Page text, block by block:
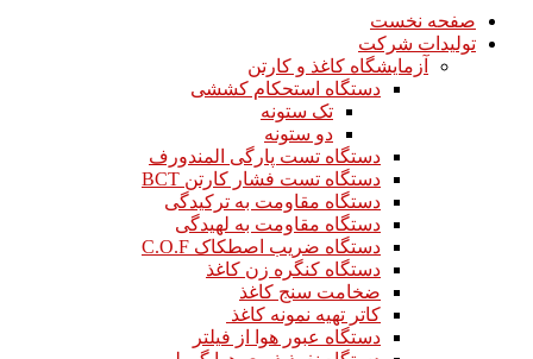
صفحه نخست
تولیدات شرکت
آزمایشگاه کاغذ و کارتن
دستگاه استحکام کششی
تک ستونه
دو ستونه
دستگاه تست پارگی المندورف
دستگاه تست فشار کارتن BCT
دستگاه مقاومت به ترکیدگی
دستگاه مقاومت به لهیدگی
دستگاه ضریب اصطکاک C.O.F
دستگاه کنگره زن کاغذ
ضخامت سنج کاغذ
کاتر تهیه نمونه کاغذ
دستگاه عبور هوا از فیلتر